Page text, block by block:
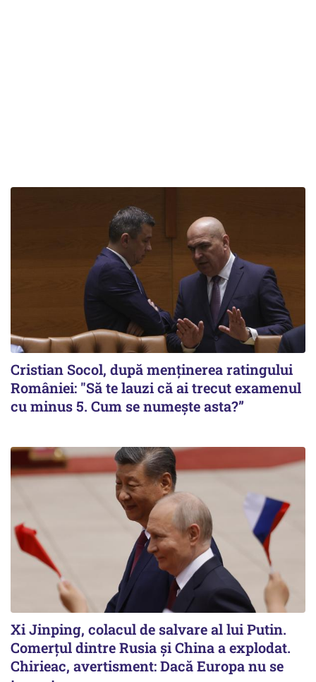
Cristian Socol, după menținerea ratingului
României: "Să te lauzi că ai trecut examenul
cu minus 5. Cum se numește asta?”
Xi Jinping, colacul de salvare al lui Putin.
Comerțul dintre Rusia și China a explodat.
Chirieac, avertisment: Dacă Europa nu se